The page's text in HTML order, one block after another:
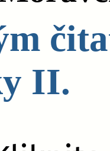
II.